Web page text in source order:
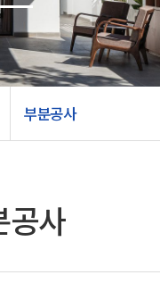
부분공사
공사